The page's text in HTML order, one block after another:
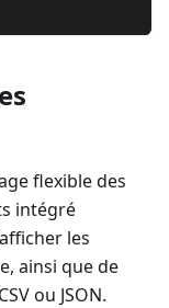
flexible des
intégré
les
ainsi que de
ou JSON.